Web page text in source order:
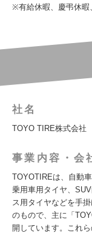
※有給休暇、慶弔休暇
社名
TOYO TIRE株式会社
事業内容・会
TOYOTIREは、自動
乗用車用タイヤ、
ス用タイヤなどを手
のもので、主に「
開しています。これ